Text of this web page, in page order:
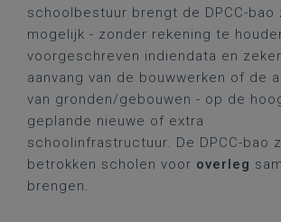
schoolbestuur brengt de DPCC-bao
mogelijk - zonder rekening te
voorgeschreven indiendata en
aanvang van de bouwwerken of de
van gronden/gebouwen - op de
geplande nieuwe of extra
schoolinfrastructuur. De DPCC-bao
betrokken scholen voor overleg
brengen.